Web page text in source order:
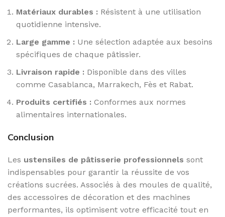
Matériaux durables : Résistent à une utilisation
quotidienne intensive.
Large gamme : Une sélection adaptée aux besoins
spécifiques de chaque pâtissier.
Livraison rapide : Disponible dans des villes
comme Casablanca, Marrakech, Fès et Rabat.
Produits certifiés : Conformes aux normes
alimentaires internationales.
Conclusion
Les ustensiles de pâtisserie professionnels sont
indispensables pour garantir la réussite de vos
créations sucrées. Associés à des moules de qualité,
des accessoires de décoration et des machines
performantes, ils optimisent votre efficacité tout en